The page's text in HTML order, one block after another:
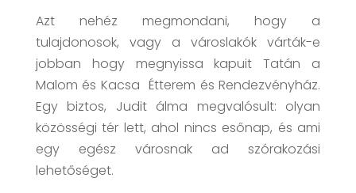
Azt nehéz megmondani, hogy a
tulajdonosok, vagy a városlakók várták-e
jobban hogy megnyissa kapuit Tatán a
Malom és Kacsa Étterem és Rendezvényház.
Egy biztos, Judit álma megvalósult: olyan
közösségi tér lett, ahol nincs esőnap, és ami
egy egész városnak ad szórakozási
lehetőséget.